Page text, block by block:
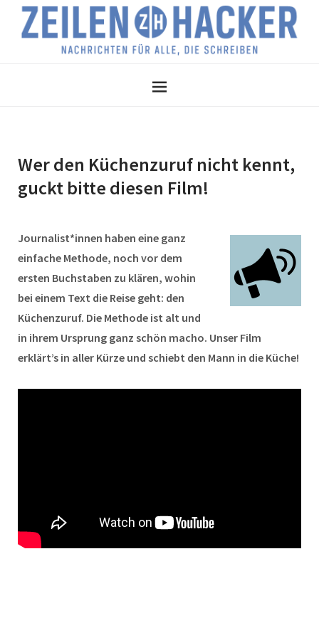
Wer den Küchenzuruf nicht kennt,
guckt bitte diesen Film!
Journalist*innen haben eine ganz
einfache Methode, noch vor dem
ersten Buchstaben zu klären, wohin
bei einem Text die Reise geht: den
Küchenzuruf. Die Methode ist alt und
in ihrem Ursprung ganz schön macho. Unser Film
erklärt’s in aller Kürze und schiebt den Mann in die Küche!